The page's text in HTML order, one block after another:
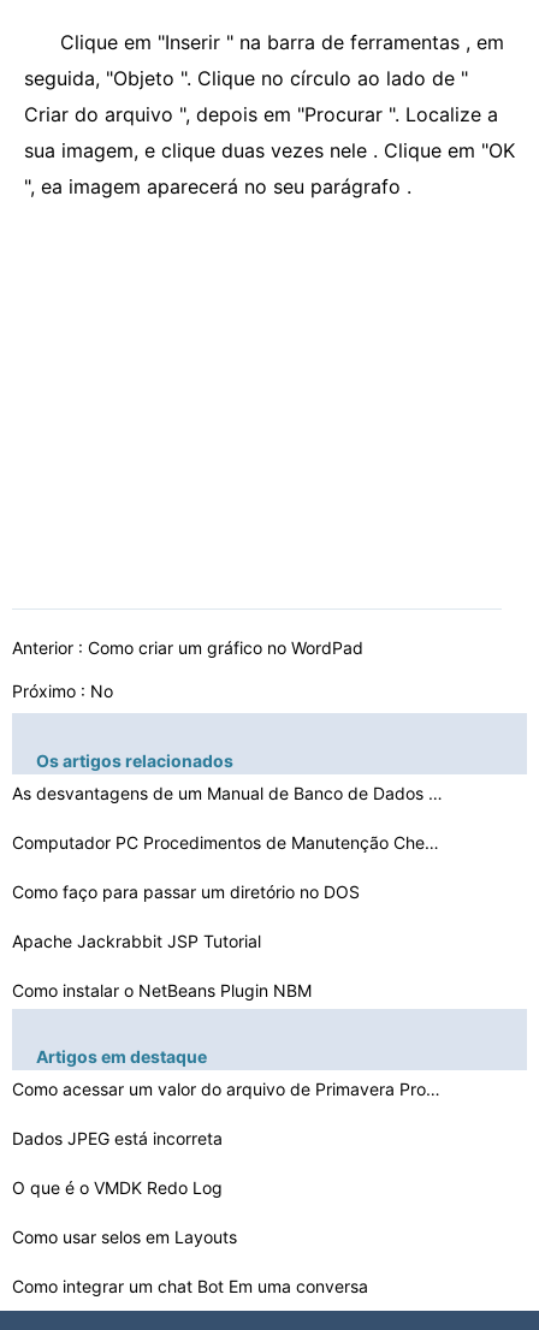
Clique em "Inserir " na barra de ferramentas , em
seguida, "Objeto ". Clique no círculo ao lado de "
Criar do arquivo ", depois em "Procurar ". Localize a
sua imagem, e clique duas vezes nele . Clique em "OK
", ea imagem aparecerá no seu parágrafo .
Anterior : Como criar um gráfico no WordPad
Próximo : No
Os artigos relacionados
As desvantagens de um Manual de Banco de Dados do Siste…
Computador PC Procedimentos de Manutenção Checklist
Como faço para passar um diretório no DOS
Apache Jackrabbit JSP Tutorial
Como instalar o NetBeans Plugin NBM
Como reinstalar o BackTrack 4
Como ping uma porta aberta
Artigos em destaque
Como acessar um valor do arquivo de Primavera Proprieda…
Dados JPEG está incorreta
O que é o VMDK Redo Log
Como usar selos em Layouts
Como integrar um chat Bot Em uma conversa